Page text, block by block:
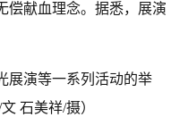
偿献血理念。据悉，展演
展演等一系列活动的举
石美祥/摄）